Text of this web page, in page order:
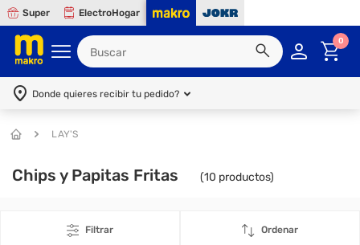
Super ElectroHogar
0
Donde quieres recibir tu pedido?
LAY'S
Chips y Papitas Fritas (10 productos)
Filtrar Ordenar